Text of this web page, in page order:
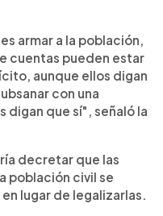
armar a la población,
cuentas pueden estar
aunque ellos digan
con una
digan que sí", señaló la
decretar que las
población civil se
lugar de legalizarlas.